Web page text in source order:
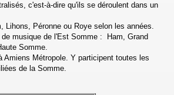
c'est-à-dire qu'ils se déroulent dans un
Lihons, Péronne ou Roye selon les années.
musique de l'Est Somme : Ham, Grand
Somme.
Métropole. Y participent toutes les
de la Somme.